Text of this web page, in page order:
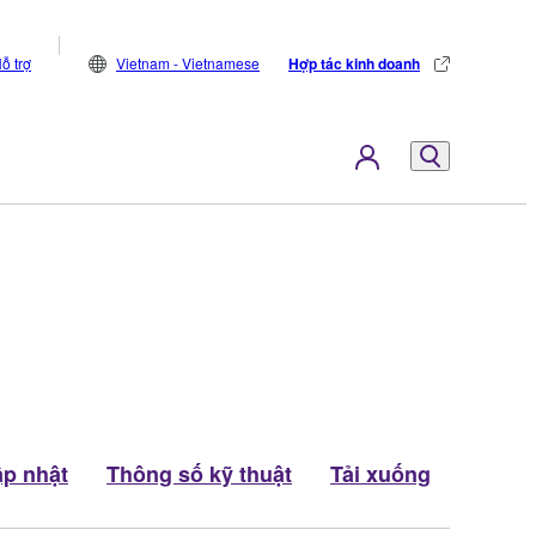
trợ Vietnam - Vietnamese Hợp tác kinh doanh
nhật Thông số kỹ thuật Tải xuống